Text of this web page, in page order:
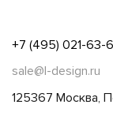
+7 (495) 021-63-
sale@l-design.ru
125367 Москва,